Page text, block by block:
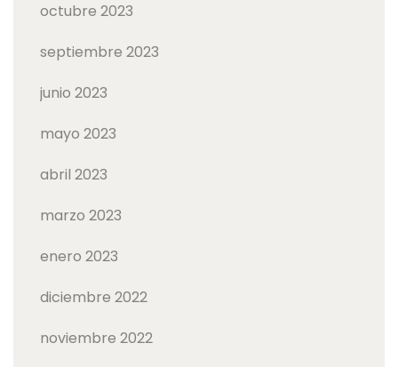
octubre 2023
septiembre 2023
junio 2023
mayo 2023
abril 2023
marzo 2023
enero 2023
diciembre 2022
noviembre 2022